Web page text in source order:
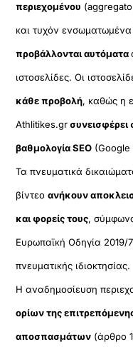
περιεχομένου
και τυχόν
προβάλλονται αυτόματα
ιστοσελίδες. Οι
κάθε προβολή, καθώς η
Athlitikes.grσυνεισφέρει
βαθμολογία SEO (Google
Τα πνευματικά
βίντεοανήκουν
και φορείς τους,
Ευρωπαϊκή Οδηγία 2019/
πνευματικής ιδιοκτησίας.
Η αναδημοσίευση
ορίων της
αποσπασμάτων (άρθρο